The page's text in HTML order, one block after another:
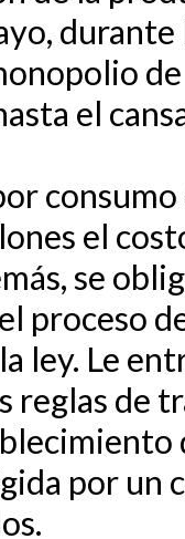
el
consumo
el
se
proceso
ley. Le
reglas de
por un